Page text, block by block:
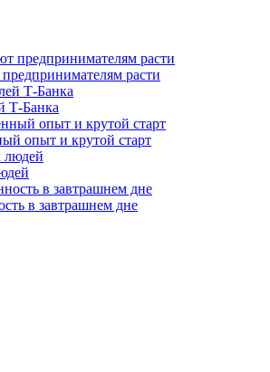
расти
Т-Банка
опыт и крутой старт
в завтрашнем дне